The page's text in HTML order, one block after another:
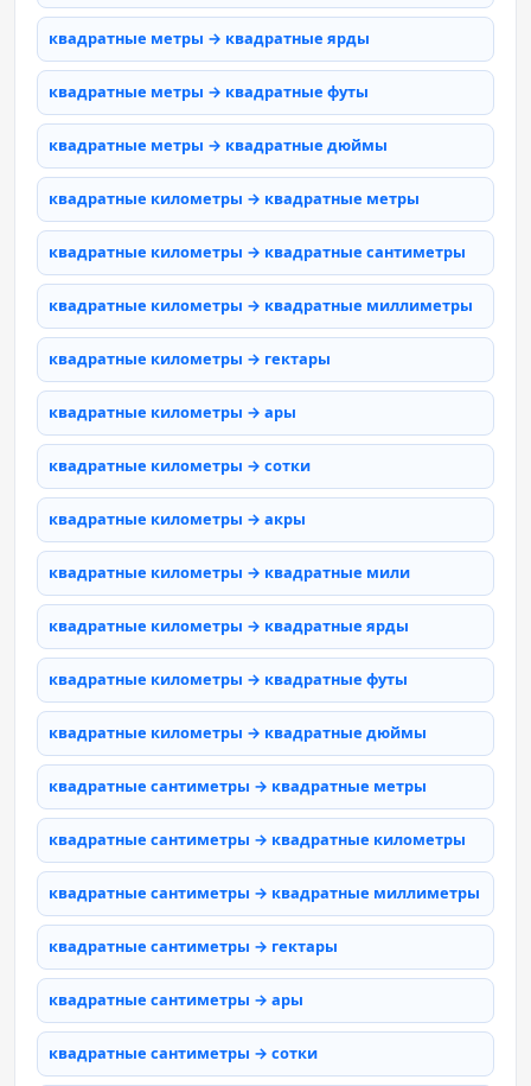
квадратные метры → квадратные ярды
квадратные метры → квадратные футы
квадратные метры → квадратные дюймы
квадратные километры → квадратные метры
квадратные километры → квадратные сантиметры
квадратные километры → квадратные миллиметры
квадратные километры → гектары
квадратные километры → ары
квадратные километры → сотки
квадратные километры → акры
квадратные километры → квадратные мили
квадратные километры → квадратные ярды
квадратные километры → квадратные футы
квадратные километры → квадратные дюймы
квадратные сантиметры → квадратные метры
квадратные сантиметры → квадратные километры
квадратные сантиметры → квадратные миллиметры
квадратные сантиметры → гектары
квадратные сантиметры → ары
квадратные сантиметры → сотки